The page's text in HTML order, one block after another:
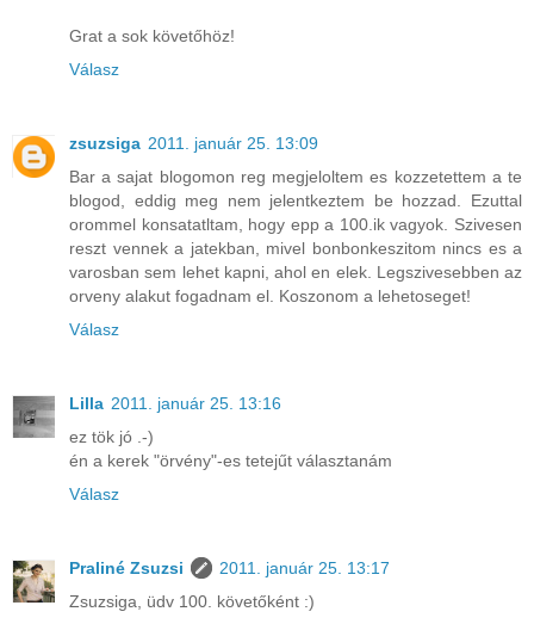
Grat a sok követőhöz!
Válasz
zsuzsiga 2011. január 25. 13:09
Bar a sajat blogomon reg megjeloltem es kozzetettem a te
blogod, eddig meg nem jelentkeztem be hozzad. Ezuttal
orommel konsatatltam, hogy epp a 100.ik vagyok. Szivesen
reszt vennek a jatekban, mivel bonbonkeszitom nincs es a
varosban sem lehet kapni, ahol en elek. Legszivesebben az
orveny alakut fogadnam el. Koszonom a lehetoseget!
Válasz
Lilla 2011. január 25. 13:16
ez tök jó .-)
én a kerek "örvény"-es tetejűt választanám
Válasz
Praliné Zsuzsi
2011. január 25. 13:17
Zsuzsiga, üdv 100. követőként :)